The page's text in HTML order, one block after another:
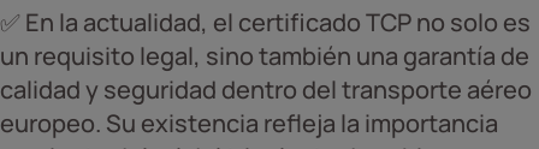
✅ En la actualidad, el certificado TCP no solo es
un requisito legal, sino también una garantía de
calidad y seguridad dentro del transporte aéreo
europeo. Su existencia refleja la importancia